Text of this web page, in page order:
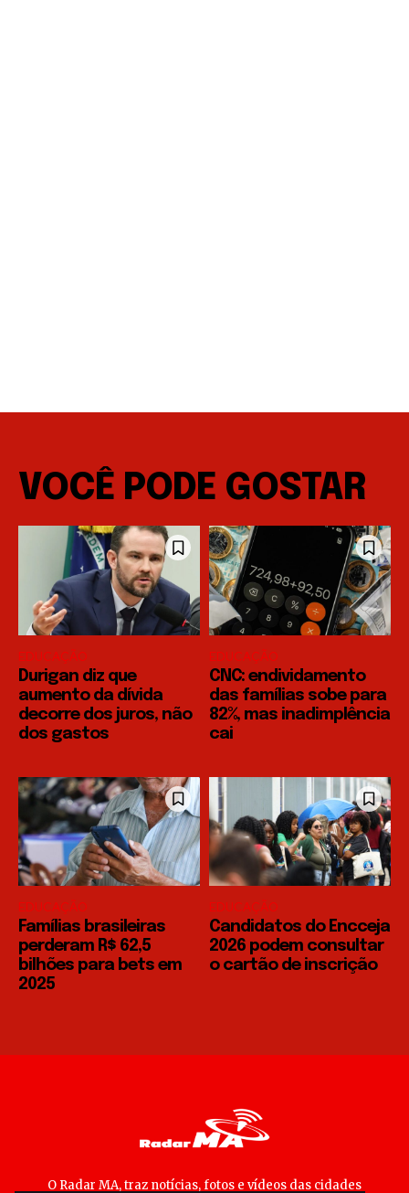
VOCÊ PODE GOSTAR
EDUCAÇÃO
Durigan diz que
aumento da dívida
decorre dos juros, não
dos gastos
EDUCAÇÃO
CNC: endividamento
das famílias sobe para
82%, mas inadimplência
cai
EDUCAÇÃO
Famílias brasileiras
perderam R$ 62,5
bilhões para bets em
2025
EDUCAÇÃO
Candidatos do Encceja
2026 podem consultar
o cartão de inscrição
O Radar MA, traz notícias, fotos e vídeos das cidades